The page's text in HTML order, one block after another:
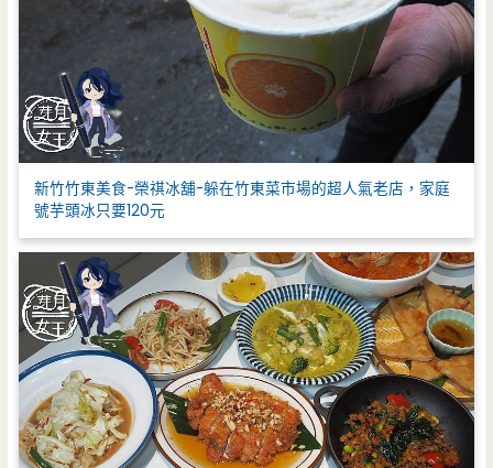
新竹竹東美食-榮祺冰舖-躲在竹東菜市場的超人氣老店，家庭
號芋頭冰只要120元